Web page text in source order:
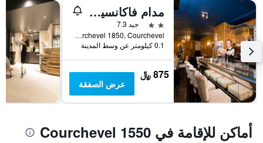
مدام فاكانسيز - فندق كورشوفيل أوليمبيك
2 نجمتين
جيد 7.3
Rue de Tovets, Courchevel 1850, Courchevel, إقايم سافوا, فرنسا
0.1 كيلومتر عن وسط المدينة
875 ﷼
عرض الصفقة
أماكن للإقامة في Courchevel 1550